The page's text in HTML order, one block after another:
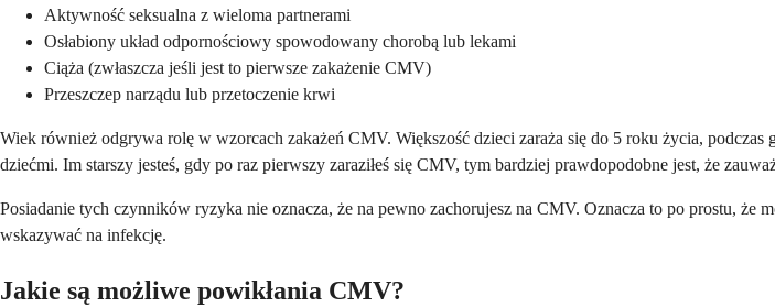
Aktywność seksualna z wieloma partnerami
Osłabiony układ odpornościowy spowodowany chorobą lub lekami
Ciąża (zwłaszcza jeśli jest to pierwsze zakażenie CMV)
Przeszczep narządu lub przetoczenie krwi
Wiek również odgrywa rolę w wzorcach zakażeń CMV. Większość dzieci zaraża się do 5 roku życia,
dziećmi. Im starszy jesteś, gdy po raz pierwszy zaraziłeś się CMV, tym bardziej prawdopodobne jest, że
Posiadanie tych czynników ryzyka nie oznacza, że ​​na pewno zachorujesz na CMV. Oznacza to po prostu,
wskazywać na infekcję.
Jakie są możliwe powikłania CMV?